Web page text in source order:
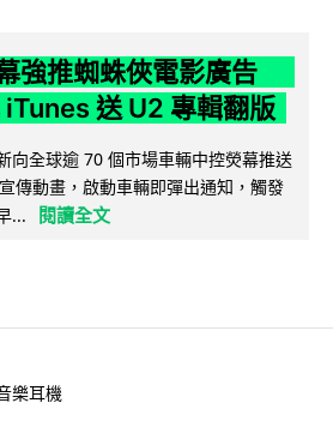
強推蜘蛛俠電影廣告
送 U2 專輯翻版
向全球逾 70 個市場車輛中控熒幕推送
傳動畫，啟動車輛即彈出通知，觸發
...
閱讀全文
樂耳機